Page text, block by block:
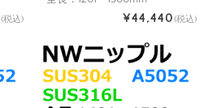
(税込) ¥44,440(税込)